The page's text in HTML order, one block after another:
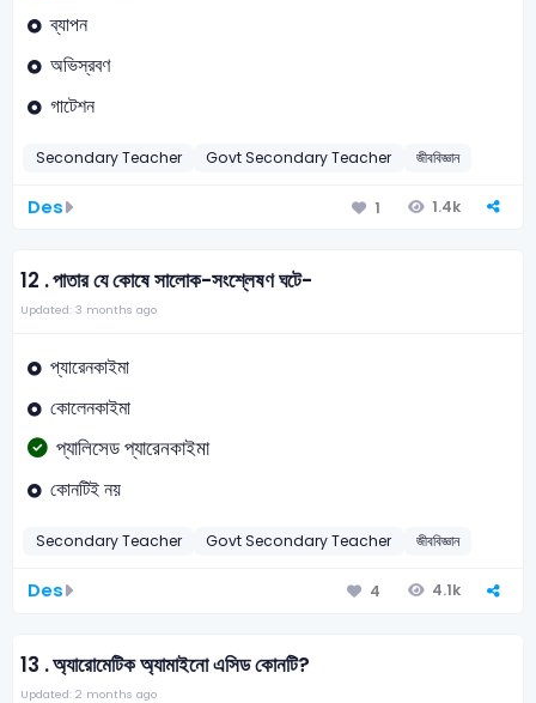
ব্যাপন
অভিস্রবণ
গাটেশন
Secondary Teacher Govt Secondary Teacher জীববিজ্ঞান
Des 1 1.4k
12 .পাতার যে কোষে সালোক-সংশ্লেষণ ঘটে-
Updated: 3 months ago
প্যারেনকাইমা
কোলেনকাইমা
প্যালিসেড প্যারেনকাইমা
কোনটিই নয়
Secondary Teacher Govt Secondary Teacher জীববিজ্ঞান
Des 4 4.1k
13 .অ্যারোমেটিক অ্যামাইনো এসিড কোনটি?
Updated: 2 months ago